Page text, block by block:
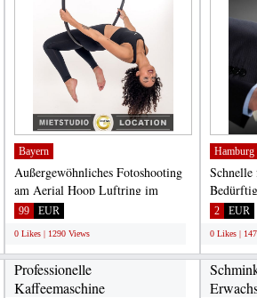
Bayern
Außergewöhnliches Fotoshooting
am Aerial Hoop Luftring im
GoodPhoto Studio. So flexibel,...
99 EUR
0 Likes | 1290 Views
Hamburg
2 EUR
0 Likes |
Professionelle
Kaffeemaschine